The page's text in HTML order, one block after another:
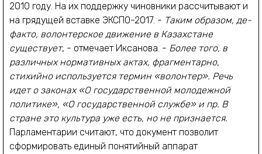
2010 году. На их поддержку чиновники рассчитывают и
на грядущей вставке ЭКСПО-2017. - Таким образом, де-
факто, волонтерское движение в Казахстане
существует, - отмечает Иксанова. - Более того, в
различных нормативных актах, фрагментарно,
стихийно используется термин «волонтер». Речь
идет о законах «О государственной молодежной
политике», «О государственной службе» и пр. В
стране это культура уже есть, но не признается.
Парламентарии считают, что документ позволит
сформировать единый понятийный аппарат